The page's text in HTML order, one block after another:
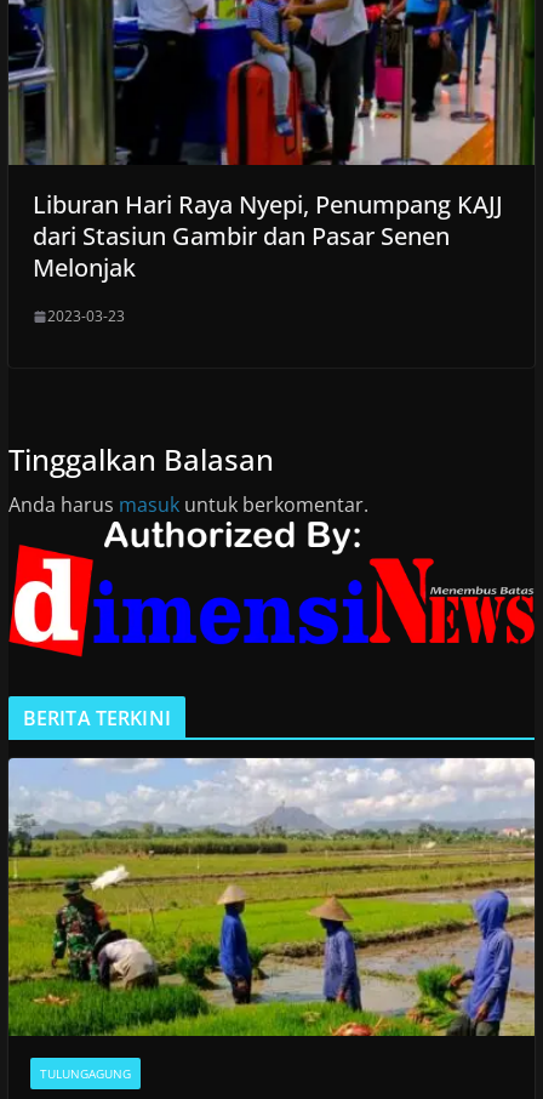
Liburan Hari Raya Nyepi, Penumpang KAJJ
dari Stasiun Gambir dan Pasar Senen
Melonjak
2023-03-23
Tinggalkan Balasan
Anda harus masukuntuk berkomentar.
BERITA TERKINI
TULUNGAGUNG